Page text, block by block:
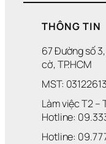
THÔNG TIN
67 Đường số
cờ, TP.HCM
MST:
Làm việc T2 –
Hotline:
Hotline: